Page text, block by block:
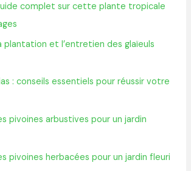
complet sur cette plante tropicale
plantation et l’entretien des glaïeuls
: conseils essentiels pour réussir votre
pivoines arbustives pour un jardin
pivoines herbacées pour un jardin fleuri